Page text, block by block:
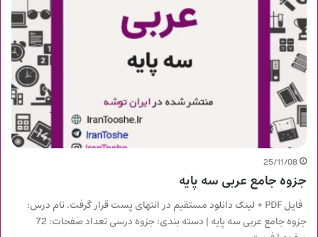
25/11/08
جزوه جامع عربی سه پایه
فایل PDF + لینک دانلود مستقیم در انتهای پست قرار گرفت. نام درس:
جزوه جامع عربی سه پایه | دسته بندی: جزوه درسی تعداد صفحات: 72